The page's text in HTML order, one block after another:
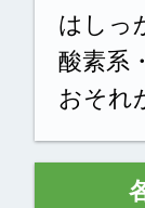
はしっ
酸素系
おそれ